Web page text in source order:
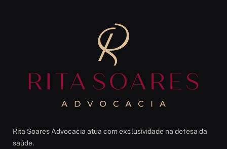
Rita Soares Advocacia atua com exclusividade na defesa da
saúde.